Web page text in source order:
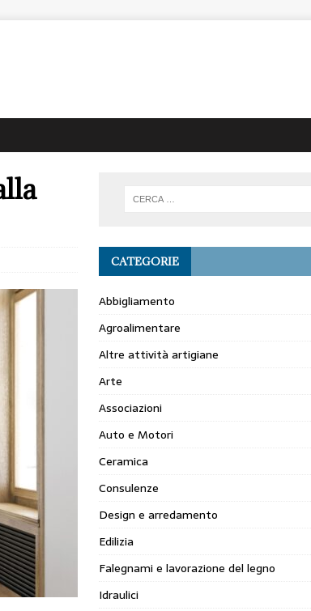
CATEGORIE
Abbigliamento
Agroalimentare
Altre attività artigiane
Arte
Associazioni
Auto e Motori
Ceramica
Consulenze
Design e arredamento
Edilizia
Falegnami e lavorazione del legno
Idraulici